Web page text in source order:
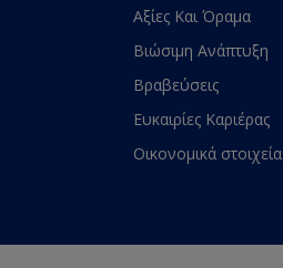
Αξίες Και Όραμα
Βιώσιμη Ανάπτυξη
Βραβεύσεις
Ευκαιρίες Καριέρας
Οικονομικά στοιχεία